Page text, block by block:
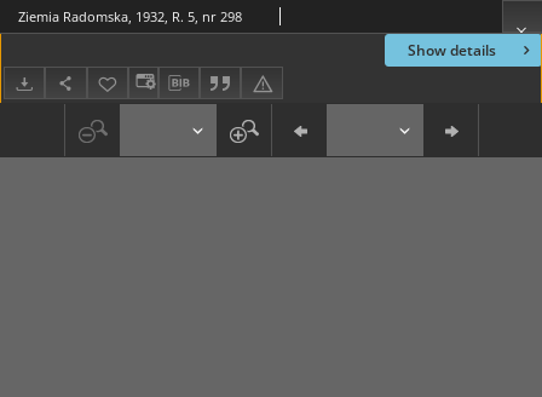
Show details
Ziemia Radomska, 1932, R. 5, nr 298